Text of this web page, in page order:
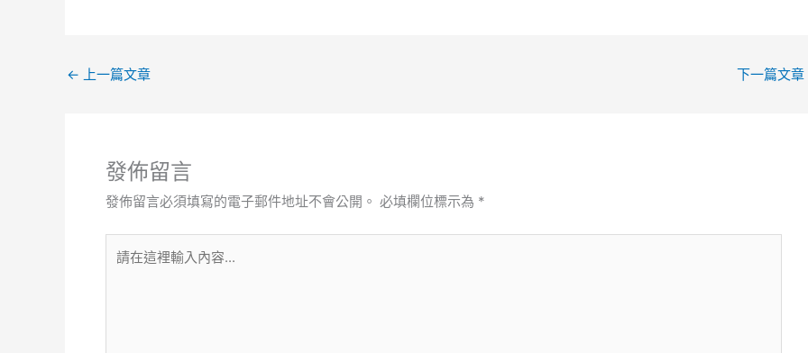
← 上一篇文章 下一篇文章
發佈留言
發佈留言必須填寫的電子郵件地址不會公開。 必填欄位標示為 *
在